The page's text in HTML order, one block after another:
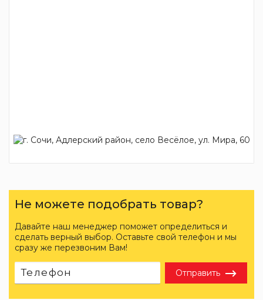
Не можете подобрать товар?
Давайте наш менеджер поможет определиться и
сделать верный выбор. Оставьте свой телефон и мы
сразу же перезвоним Вам!
Отправить